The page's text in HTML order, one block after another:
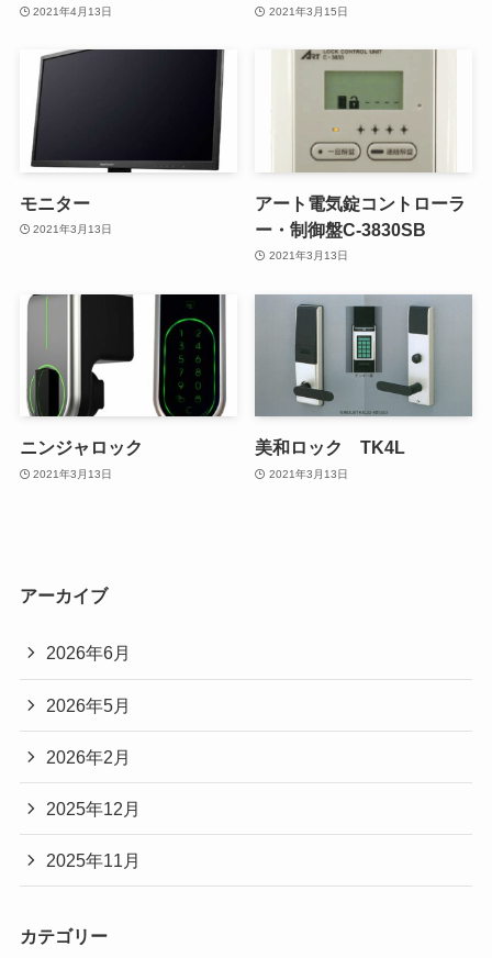
2021年4月13日 2021年3月15日
モニター
2021年3月13日
アート電気錠コントローラ
ー・制御盤C-3830SB
2021年3月13日
ニンジャロック
2021年3月13日
美和ロック TK4L
2021年3月13日
アーカイブ
2026年6月
2026年5月
2026年2月
2025年12月
2025年11月
カテゴリー